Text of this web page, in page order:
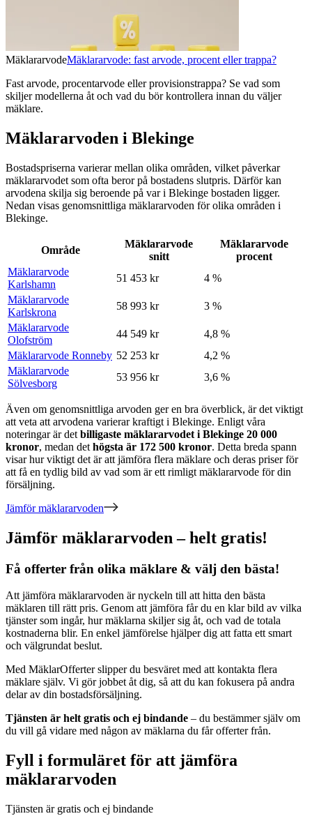
MäklararvodeMäklararvode: fast arvode, procent eller trappa?
Fast arvode, procentarvode eller provisionstrappa? Se vad som
skiljer modellerna åt och vad du bör kontrollera innan du väljer
mäklare.
Mäklararvoden i Blekinge
Bostadspriserna varierar mellan olika områden, vilket påverkar
mäklararvodet som ofta beror på bostadens slutpris. Därför kan
arvodena skilja sig beroende på vari Blekinge bostaden ligger.
Nedan visas genomsnittliga mäklararvoden för olika områden i
Blekinge.
Område
Mäklararvode
snitt
Mäklararvode
procent
Mäklararvode
Karlshamn
51 453 kr
4 %
Mäklararvode
Karlskrona
58 993 kr
3 %
Mäklararvode
Olofström
44 549 kr
4,8 %
Mäklararvode Ronneby 52 253 kr
4,2 %
Mäklararvode
Sölvesborg
53 956 kr 3,6 %
Även om genomsnittliga arvoden ger en bra överblick, är det viktigt
att veta att arvodena varierar kraftigt i Blekinge. Enligt våra
noteringar är det billigaste mäklararvodet i Blekinge 20 000
kronor, medan det högsta är 172 500 kronor. Detta breda spann
visar hur viktigt det är att jämföra flera mäklare och deras priser för
att få en tydlig bild av vad som är ett rimligt mäklararvode för din
försäljning.
Jämför mäklararvoden
Jämför mäklararvoden – helt gratis!
Få offerter från olika mäklare & välj den bästa!
Att jämföra mäklararvoden är nyckeln till att hitta den bästa
mäklaren till rätt pris. Genom att jämföra får du en klar bild av vilka
tjänster som ingår, hur mäklarna skiljer sig åt, och vad de totala
kostnaderna blir. En enkel jämförelse hjälper dig att fatta ett smart
och välgrundat beslut.
Med MäklarOfferter slipper du besväret med att kontakta flera
mäklare själv. Vi gör jobbet åt dig, så att du kan fokusera på andra
delar av din bostadsförsäljning.
Tjänsten är helt gratis och ej bindande – du bestämmer själv om
du vill gå vidare med någon av mäklarna du får offerter från.
Fyll i formuläret för att jämföra
mäklararvoden
Tjänsten är gratis och ej bindande